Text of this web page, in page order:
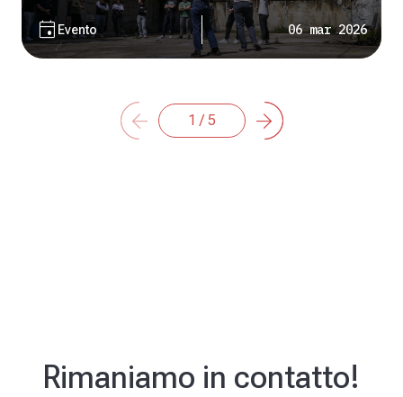
event Evento 06 mar 2026
arrow_back 1 / 5 arrow_forward
Rimaniamo in contatto!